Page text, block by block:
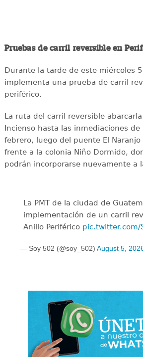
Pruebas de carril reversible en
Durante la tarde de este miércoles
implementa una prueba de carril
periférico.
La ruta del carril reversible
Incienso hasta las inmediaciones
febrero, luego del puente El
frente a la colonia Niño Dormido,
podrán incorporarse nuevamente a
La PMT de la ciudad de
implementación de un carril
Anillo Periférico pic.twitter.com/
— Soy 502 (@soy_502) August 5,